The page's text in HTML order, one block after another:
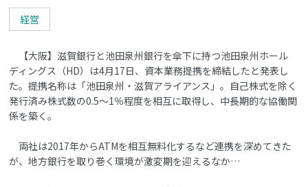
経営
【大阪】滋賀銀行と池田泉州銀行を傘下に持つ池田泉州ホール
ディングス（HD）は4月17日、資本業務提携を締結したと発表し
た。提携名称は「池田泉州・滋賀アライアンス」。自己株式を除く
発行済み株式数の0.5～1％程度を相互に取得し、中長期的な協働関
係を築く。
両社は2017年からATMを相互無料化するなど連携を深めてきた
が、地方銀行を取り巻く環境が激変期を迎えるなか…